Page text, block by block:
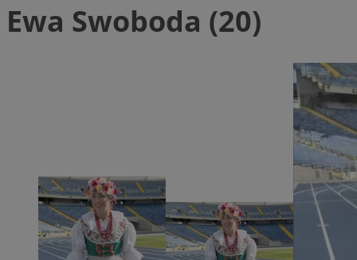
Ewa Swoboda (20)